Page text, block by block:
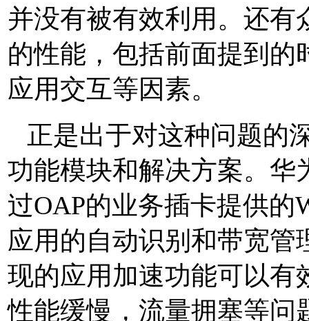
并没有被有效利用。还有
的性能，包括前面提到的
应用交互等因素。
正是出于对这种问题的
功能模块和解决方案。华
过OAP的业务插卡提供的
应用的自动识别和带宽管
现的应用加速功能可以有
性能缓慢，流量拥塞等问